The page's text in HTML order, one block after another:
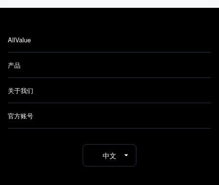
AllValue
产品
关于我们
官方账号
中文